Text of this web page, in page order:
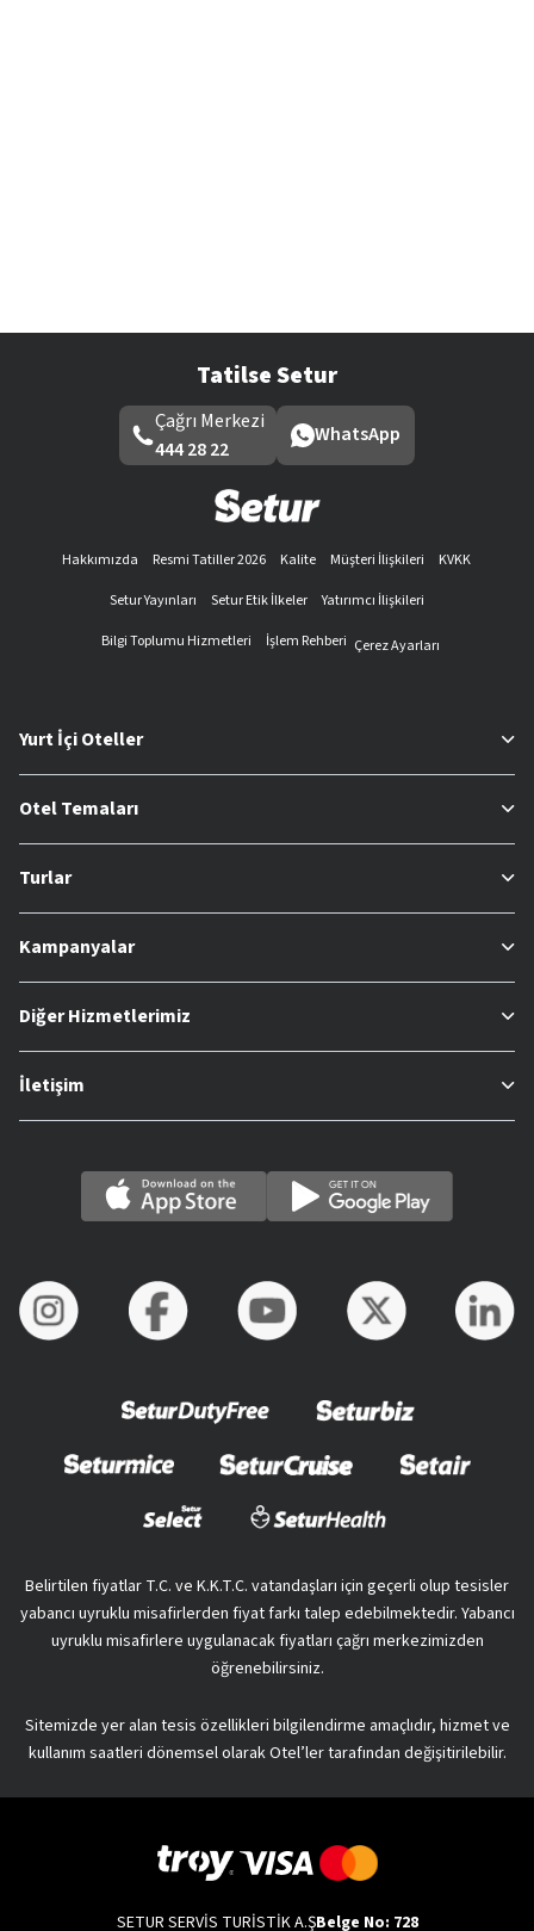
Tatilse Setur
Çağrı Merkezi
444 28 22
WhatsApp
Hakkımızda Resmi Tatiller 2026 Kalite Müşteri İlişkileri
KVKK
Setur Yayınları
Setur Etik İlkeler
Yatırımcı İlişkileri
Bilgi Toplumu Hizmetleri
İşlem Rehberi Çerez Ayarları
Yurt İçi Oteller
Otel Temaları
Turlar
Kampanyalar
Diğer Hizmetlerimiz
İletişim
Belirtilen fiyatlar T.C. ve K.K.T.C. vatandaşları için geçerli olup tesisler
yabancı uyruklu misafirlerden fiyat farkı talep edebilmektedir. Yabancı
uyruklu misafirlere uygulanacak fiyatları çağrı merkezimizden
öğrenebilirsiniz.
Sitemizde yer alan tesis özellikleri bilgilendirme amaçlıdır, hizmet ve
kullanım saatleri dönemsel olarak Otel’ler tarafından değişitirilebilir.
SETUR SERVİS TURİSTİK A.ŞBelge No: 728